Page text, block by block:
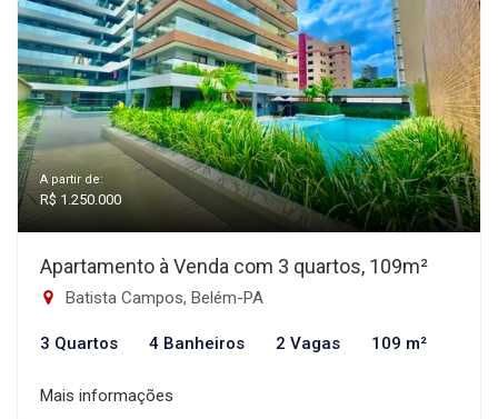
A partir de:
R$ 1.250.000
Apartamento à Venda com 3 quartos, 109m²
Batista Campos, Belém-PA
3 Quartos 4 Banheiros 2 Vagas 109 m²
Mais informações